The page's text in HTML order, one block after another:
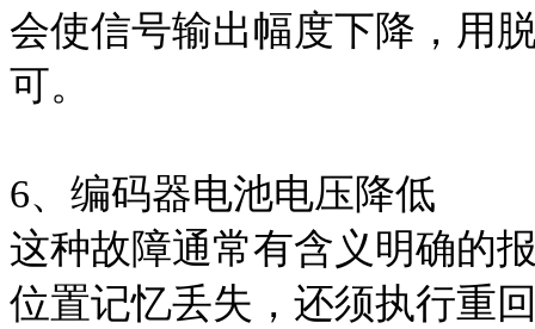
会使信号输出幅度下降，用
可。
6、编码器电池电压降低
这种故障通常有含义明确的
位置记忆丢失，还须执行重